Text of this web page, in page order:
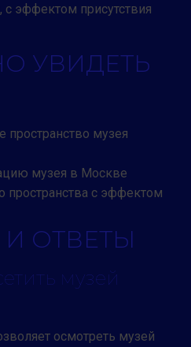
эффектом присутствия
УВИДЕТЬ
пространство музея
музея в Москве
пространства с эффектом
ОТВЕТЫ
музей
осмотреть музей